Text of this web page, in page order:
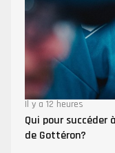
Il y a 12 heures
Qui pour succéder
de Gottéron?